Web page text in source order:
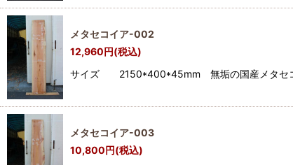
メタセコイア-002
12,960円(税込)
サイズ 2150*400*45mm 無垢の国産メタセコ
メタセコイア-003
10,800円(税込)